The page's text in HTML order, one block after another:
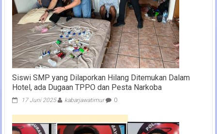
Siswi SMP yang Dilaporkan Hilang Ditemukan Dalam
Hotel, ada Dugaan TPPO dan Pesta Narkoba
17 Juni 2025 kabarjawatimur 0